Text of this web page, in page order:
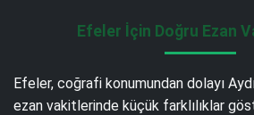
Efeler İçin Doğru Ezan
Efeler, coğrafi konumundan dolayı
ezan vakitlerinde küçük farklılıklar